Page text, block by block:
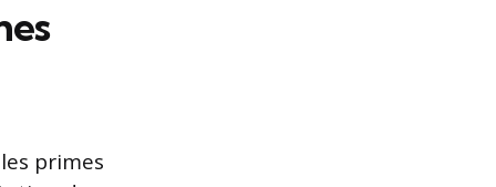
primes